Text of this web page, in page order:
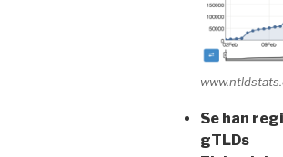
Se han
gTLDs